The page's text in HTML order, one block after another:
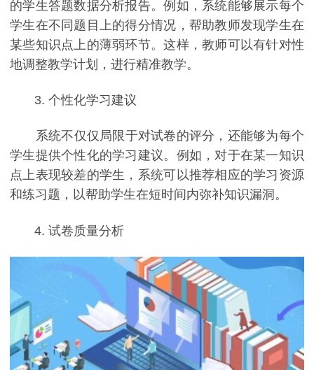
的学生答题数据分析报告。例如，系统能够展示每个
学生在不同题目上的得分情况，帮助教师发现学生在
某些知识点上的薄弱环节。这样，教师可以有针对性
地调整教学计划，进行精准教学。
3. 个性化学习建议
系统不仅仅局限于对试卷的评分，还能够为每个
学生提供个性化的学习建议。例如，对于在某一知识
点上表现较差的学生，系统可以推荐相应的学习资源
和练习题，以帮助学生在短时间内弥补知识漏洞。
4. 试卷质量分析